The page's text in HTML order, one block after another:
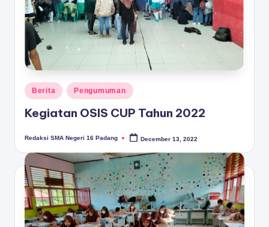
Posted
in
Berita Pengumuman
Kegiatan OSIS CUP Tahun 2022
Posted
Redaksi SMA Negeri 16 Padang December 13, 2022